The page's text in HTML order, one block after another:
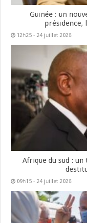
Guinée : un
présidence,
12h25 - 24 juillet 2026
Afrique du sud :
09h15 - 24 juillet 2026